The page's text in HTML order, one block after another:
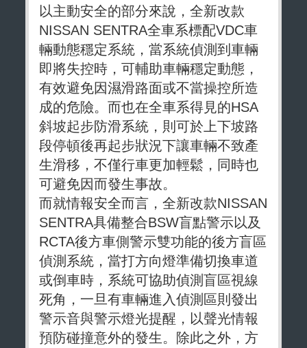
以主動安全的部分來說，全新改款
NISSAN SENTRA全車系標配VDC車
輛動態穩定系統，當系統偵測到車輛
即將失控時，可輔助車輛穩定動態，
有效避免因濕滑路面或不當操控所造
成的危險。而也在全車系得見的HSA
斜坡起步防滑系統，則可於上下坡路
段停頓後再起步狀況下讓車輛不致產
生滑移，不僅行車更加輕鬆，同時也
可避免因而發生事故。
而就情報安全而言，全新改款NISSAN
SENTRA具備整合BSW盲點警示以及
RCTA後方車側警示雙功能的後方盲區
偵測系統，當打方向燈準備切換車道
或倒車時，系統可協助偵測盲區視線
死角，一旦有車輛進入偵測區則發出
警示音與警示燈光提醒，以聲光情報
預防碰撞意外的發生。除此之外，方